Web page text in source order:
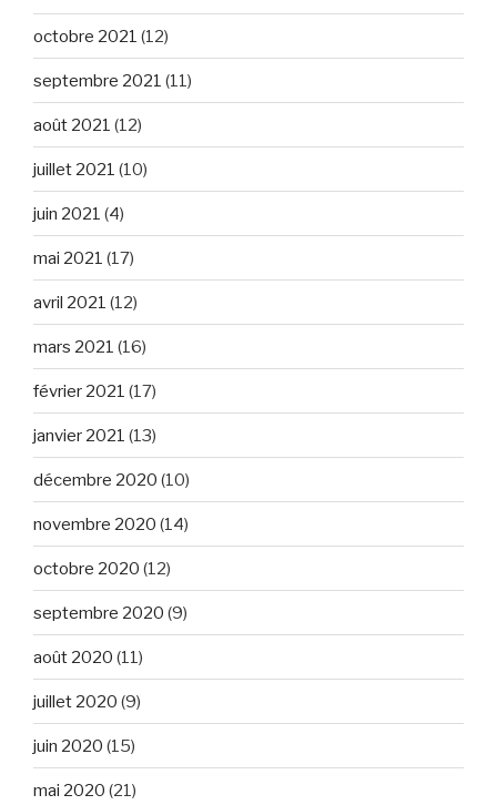
octobre 2021 (12)
septembre 2021 (11)
août 2021 (12)
juillet 2021 (10)
juin 2021 (4)
mai 2021 (17)
avril 2021 (12)
mars 2021 (16)
février 2021 (17)
janvier 2021 (13)
décembre 2020 (10)
novembre 2020 (14)
octobre 2020 (12)
septembre 2020 (9)
août 2020 (11)
juillet 2020 (9)
juin 2020 (15)
mai 2020 (21)